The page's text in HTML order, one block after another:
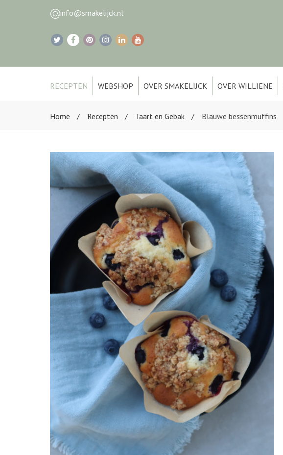
info@smakelijck.nl
RECEPTEN WEBSHOP OVER SMAKELIJCK OVER WILLIENE
Home Recepten Taart en Gebak Blauwe bessenmuffins